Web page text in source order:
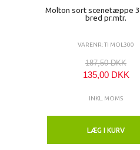
Molton sort scenetæppe
bred pr.mtr.
VARENR: TI MOL300
187,50 DKK
135,00 DKK
INKL. MOMS
LÆG I KURV